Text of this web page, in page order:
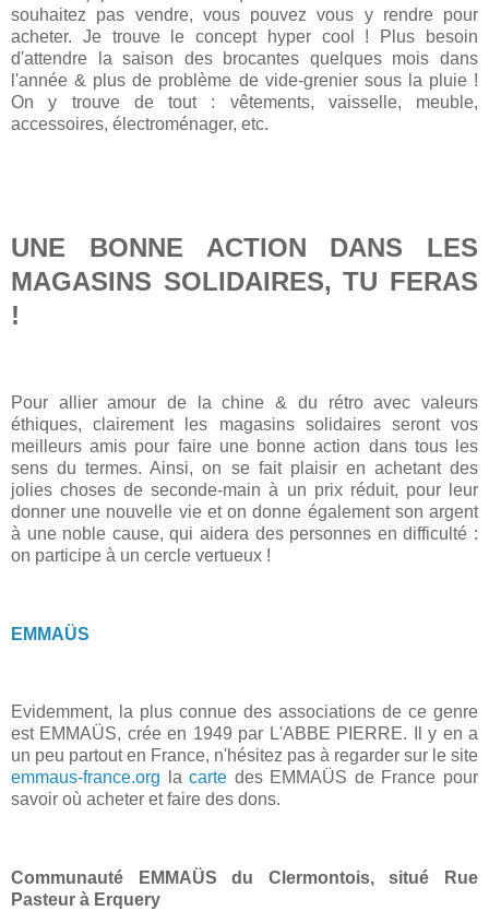
souhaitez pas vendre, vous pouvez vous y rendre pour
acheter. Je trouve le concept hyper cool ! Plus besoin
d'attendre la saison des brocantes quelques mois dans
l'année & plus de problème de vide-grenier sous la pluie !
On y trouve de tout : vêtements, vaisselle, meuble,
accessoires, électroménager, etc.
UNE BONNE ACTION DANS LES
MAGASINS SOLIDAIRES, TU FERAS
!
Pour allier amour de la chine & du rétro avec valeurs
éthiques, clairement les magasins solidaires seront vos
meilleurs amis pour faire une bonne action dans tous les
sens du termes. Ainsi, on se fait plaisir en achetant des
jolies choses de seconde-main à un prix réduit, pour leur
donner une nouvelle vie et on donne également son argent
à une noble cause, qui aidera des personnes en difficulté :
on participe à un cercle vertueux !
EMMAÜS
Evidemment, la plus connue des associations de ce genre
est EMMAÜS, crée en 1949 par L'ABBE PIERRE. Il y en a
un peu partout en France, n'hésitez pas à regarder sur le site
emmaus-france.org lacarte des EMMAÜS de France pour
savoir où acheter et faire des dons.
Communauté EMMAÜS du Clermontois, situé Rue
Pasteur à Erquery